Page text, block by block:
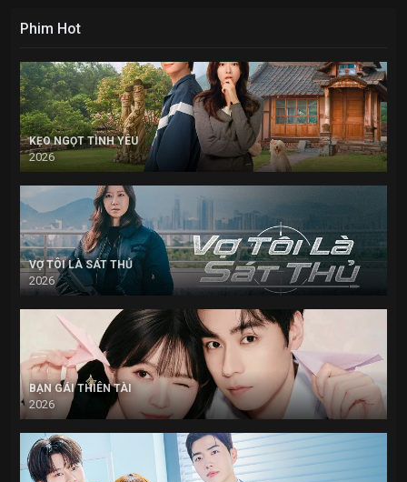
Phim Hot
KẸO NGỌT TÌNH YÊU
2026
VỢ TÔI LÀ SÁT THỦ
2026
BẠN GÁI THIÊN TÀI
2026